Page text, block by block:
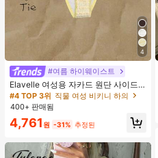
4
#여름 하이웨이스트
Elavelle 여성용 자카드 원단 사이드
타이 비키니 하의, 봄/여름
#4 TOP 3위 직물 여성 비키니 하의
400+ 판매됨
4,761 원 -31% 추정된